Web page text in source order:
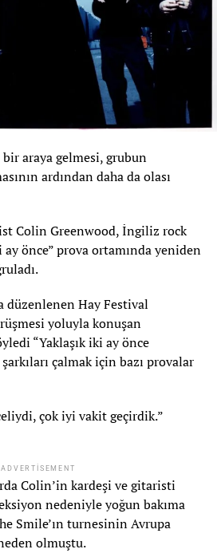
araya gelmesi, grubun
ardından daha da olası
Colin Greenwood, İngiliz rock
önce” prova ortamında yeniden
düzenlenen Hay Festival
yoluyla konuşan
“Yaklaşık iki ay önce
çalmak için bazı provalar
çok iyi vakit geçirdik.”
ADVERTISEMENT
Colin’in kardeşi ve gitaristi
nedeniyle yoğun bakıma
Smile’ın turnesinin Avrupa
olmuştu.